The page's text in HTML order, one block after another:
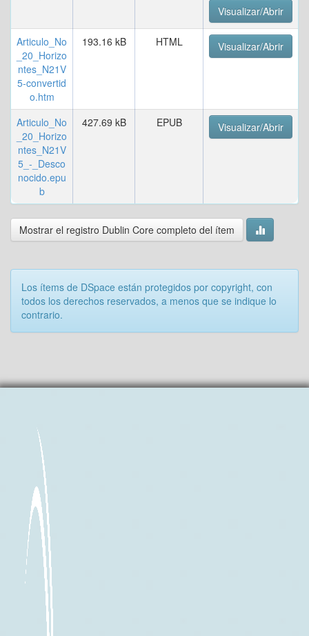
Visualizar/Abrir
Articulo_No
_20_Horizo
ntes_N21V
5-convertid
o.htm
193.16 kB HTML Visualizar/Abrir
Articulo_No
_20_Horizo
ntes_N21V
5_-_Desco
nocido.epu
b
427.69 kB EPUB Visualizar/Abrir
Mostrar el registro Dublin Core completo del ítem
Los ítems de DSpace están protegidos por copyright, con
todos los derechos reservados, a menos que se indique lo
contrario.